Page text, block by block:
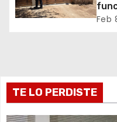
e
r
a
Feb
TE LO PERDISTE